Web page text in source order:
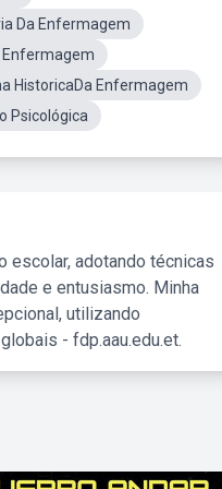
Da Enfermagem
Enfermagem
HistoricaDa Enfermagem
Psicológica
escolar, adotando técnicas
e entusiasmo. Minha
utilizando
- fdp.aau.edu.et.